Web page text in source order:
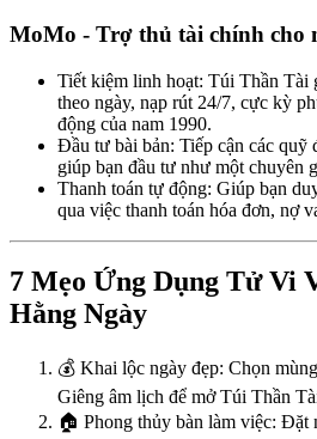
MoMo - Trợ thủ tài chính cho
Tiết kiệm linh hoạt: Túi Thần Tài
theo ngày, nạp rút 24/7, cực kỳ
động của nam 1990.
Đầu tư bài bản: Tiếp cận các quỹ
giúp bạn đầu tư như một chuyên
Thanh toán tự động: Giúp bạn
qua việc thanh toán hóa đơn, nợ
7 Mẹo Ứng Dụng Tử Vi
Hằng Ngày
💰 Khai lộc ngày đẹp: Chọn
Giêng âm lịch để mở Túi Thần
🏠 Phong thủy bàn làm việc: Đặt